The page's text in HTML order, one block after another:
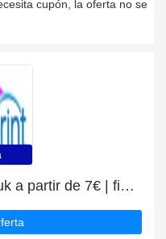
cupón, la oferta no se
Regalo para Vistaprint.co.uk a partir de 7€ | fin en breve